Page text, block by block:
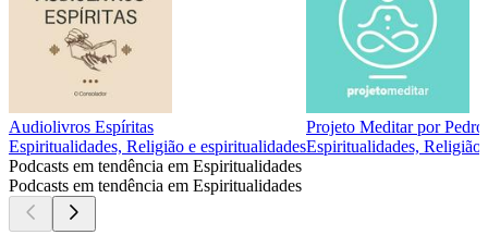
Audiolivros Espíritas
Espiritualidades, Religião e espiritualidades
Projeto Meditar por
Espiritualidades, Religião
Podcasts em tendência em Espiritualidades
Podcasts em tendência em Espiritualidades